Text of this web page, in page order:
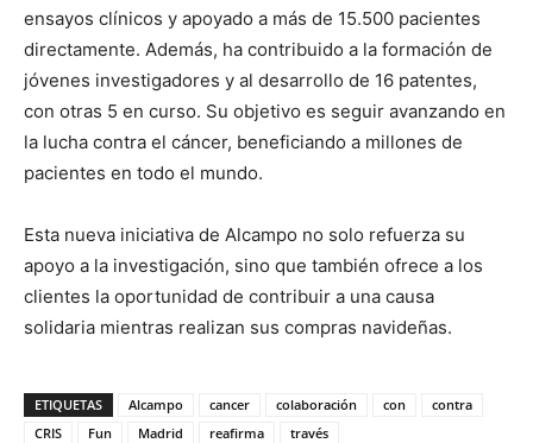
ensayos clínicos y apoyado a más de 15.500 pacientes
directamente. Además, ha contribuido a la formación de
jóvenes investigadores y al desarrollo de 16 patentes,
con otras 5 en curso. Su objetivo es seguir avanzando en
la lucha contra el cáncer, beneficiando a millones de
pacientes en todo el mundo.
Esta nueva iniciativa de Alcampo no solo refuerza su
apoyo a la investigación, sino que también ofrece a los
clientes la oportunidad de contribuir a una causa
solidaria mientras realizan sus compras navideñas.
ETIQUETAS Alcampo cancer colaboración con
contra
CRIS
Fun Madrid reafirma través